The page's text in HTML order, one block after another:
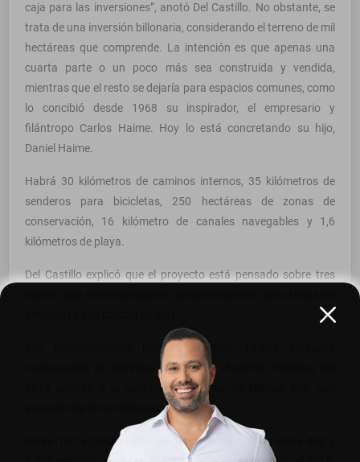
caja para las inversiones”, anotó Del Castillo. No obstante, se
trata de una inversión billonaria, considerando el terreno de mil
hectáreas que comprende. La intención es que apenas una
cuarta parte o un poco más sea construida y vendida,
mientras que el resto se dejaría para espacios comunes, como
lo concibió desde 1968 su inspirador, el empresario y
filántropo Carlos Haime. Hoy lo está concretando su hijo,
Daniel Haime.
Habrá 30 kilómetros de caminos internos, 35 kilómetros de
senderos para bicicletas, 250 hectáreas de zonas de
conservación, 16 kilómetro de canales navegables y 1,6
kilómetros de playa.
Del Castillo explicó que el proyecto está pensado sobre tres
Los desarrolladores piensan albergar 17.000 unidades
residenciales de distintos precios. En el primer trimestre del
2016 saldrán a la venta las primeras, de
inversión de 60 mil millones de pesos.
Serán 100 apartamentos de playa, estrato 6, de entre 400 y